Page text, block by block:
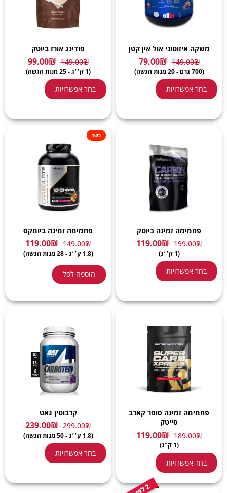
משקה איזוטוני אול אין קטן
149.00₪
79.00₪
(700 גרם - 20 מנות הגשה)
בחר אפשרויות
פודינג אורז ביוטק
149.00₪
99.00₪
(1 ק׳׳ג - 25 מנות הגשה)
בחר אפשרויות
פחמימה זמינה ביוטק
199.00₪
119.00₪
(1 ק׳׳ג)
בחר אפשרויות
כשר
פחמימה זמינה ביומקס
149.00₪
119.00₪
(1.8 ק׳׳ג - 28 מנות הגשה)
הוספה לסל
פחמימה זמינה סופר קארב
סייטק
189.00₪
119.00₪
(1 ק"ג)
בחר אפשרויות
קרבוטין גאט
299.00₪
239.00₪
(1.8 ק׳׳ג - 50 מנות הגשה)
בחר אפשרויות
2
י